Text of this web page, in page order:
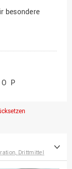
besondere
im
O P
Drittmittel